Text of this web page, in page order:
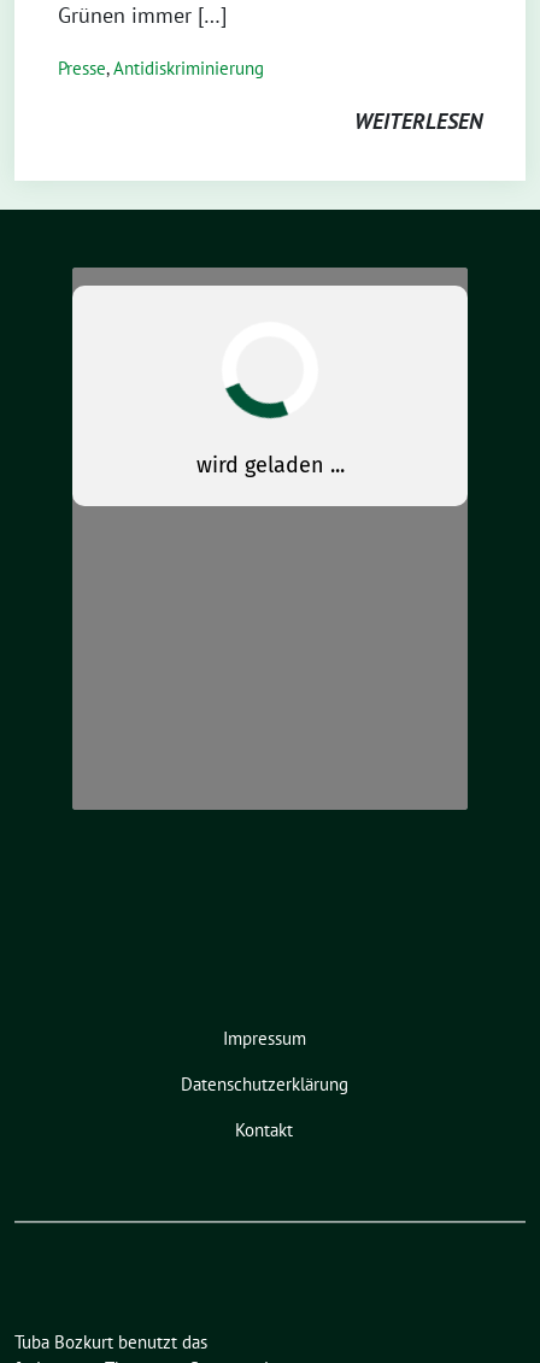
Grünen immer […]
Presse,Antidiskriminierung
WEITERLESEN
Impressum
Datenschutzerklärung
Kontakt
Tuba Bozkurt benutzt das